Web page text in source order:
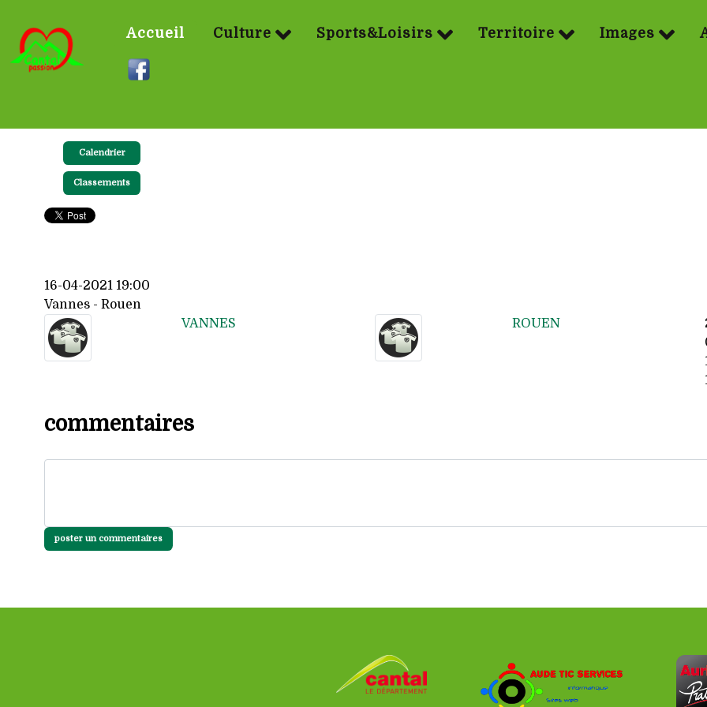
Accueil Culture Sports&Loisirs Territoire Images
Calendrier
Classements
16-04-2021 19:00
Vannes - Rouen
VANNES
ROUEN
commentaires
poster un commentaires